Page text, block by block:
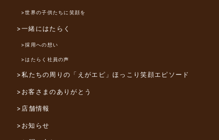
>世界の子供たちに笑顔を
>一緒にはたらく
>採用への想い
>はたらく社員の声
>私たちの周りの「えがエピ」ほっこり笑顔エピソード
>お客さまのありがとう
>店舗情報
>お知らせ